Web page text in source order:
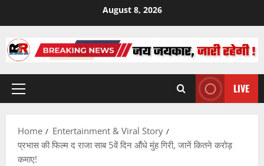
content
August 8, 2026
Primary
LIVE
Home
Entertainment & Viral Story
प्रभास की फिल्म द राजा साब 5वें दिन औंधे मुंह गिरी, जानें कितने करोड़
कमाए!